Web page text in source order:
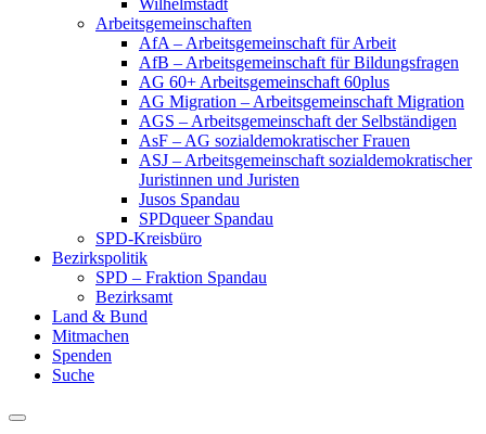
Wilhelmstadt
Arbeitsgemeinschaften
AfA – Arbeitsgemeinschaft für Arbeit
AfB – Arbeitsgemeinschaft für Bildungsfragen
AG 60+ Arbeitsgemeinschaft 60plus
AG Migration – Arbeitsgemeinschaft Migration
AGS – Arbeitsgemeinschaft der Selbständigen
AsF – AG sozialdemokratischer Frauen
ASJ – Arbeitsgemeinschaft sozialdemokratischer
Juristinnen und Juristen
Jusos Spandau
SPDqueer Spandau
SPD-Kreisbüro
Bezirkspolitik
SPD – Fraktion Spandau
Bezirksamt
Land & Bund
Mitmachen
Spenden
Suche
Menu